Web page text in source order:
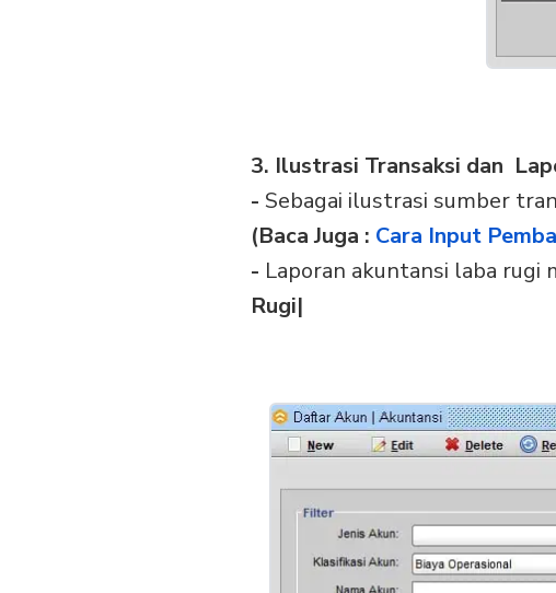
3. Ilustrasi Transaksi dan
- Sebagai ilustrasi sumber
(Baca Juga : Cara Input
- Laporan akuntansi laba rugi
Rugi|